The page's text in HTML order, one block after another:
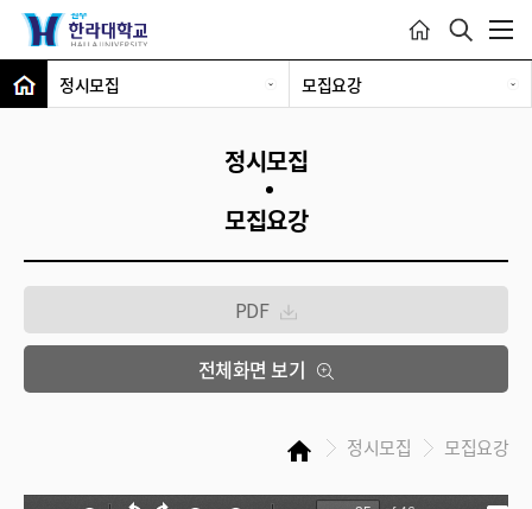
정시모집 모집요강
정시모집
모집요강
PDF
전체화면 보기
정시모집 모집요강